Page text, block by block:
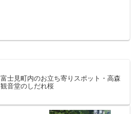
富士見町内のお立ち寄りスポット・高森
観音堂のしだれ桜